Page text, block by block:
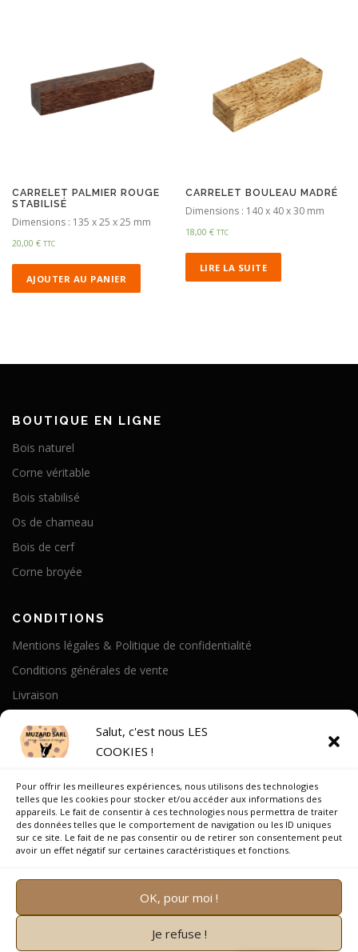
Salut, c'est nous LES
COOKIES !
Pour offrir les meilleures expériences, nous utilisons des technologies
telles que les cookies pour stocker et/ou accéder aux informations des
appareils. Le fait de consentir à ces technologies nous permettra de traiter
des données telles que le comportement de navigation ou les ID uniques
sur ce site. Le fait de ne pas consentir ou de retirer son consentement peut
avoir un effet négatif sur certaines caractéristiques et fonctions.
OK, pour moi !
Je refuse !
CARRELET PALMIER ROUGE
STABILISÉ
Dimensions : 135 x 25 x 25 mm
20,00 € TTC
AJOUTER AU PANIER
CARRELET BOULEAU MADRÉ
Dimensions : 140 x 40 x 30 mm
18,00€ TTC
LIRE LA SUITE
BOUTIQUE EN LIGNE
Bois naturel
Corne véritable
Bois stabilisé
Os de chameau
Bois de cerf
Corne broyée
CONDITIONS
Mentions légales & Politique de confidentialité
Conditions générales de vente
Livraison
Notre Histoire
On parle de nous
Recrutement
Copyright © 2026 Muzard SARL